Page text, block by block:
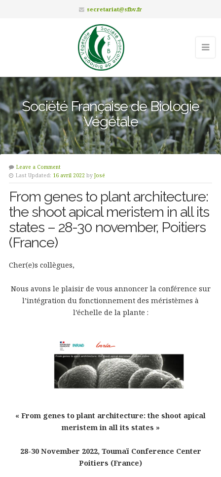
secretariat@sfbv.fr
Société Française de Biologie
Végétale
Leave a Comment
Last Updated: 16 avril 2022 by José
From genes to plant architecture:
the shoot apical meristem in all its
states – 28-30 november, Poitiers
(France)
Cher(e)s collègues,
Nous avons le plaisir de vous annoncer la conférence sur
l’intégration du fonctionnement des méristèmes à
l’échelle de la plante :
« From genes to plant architecture: the shoot apical
meristem in all its states »
28-30 November 2022, Toumaï Conference Center
Poitiers (France)